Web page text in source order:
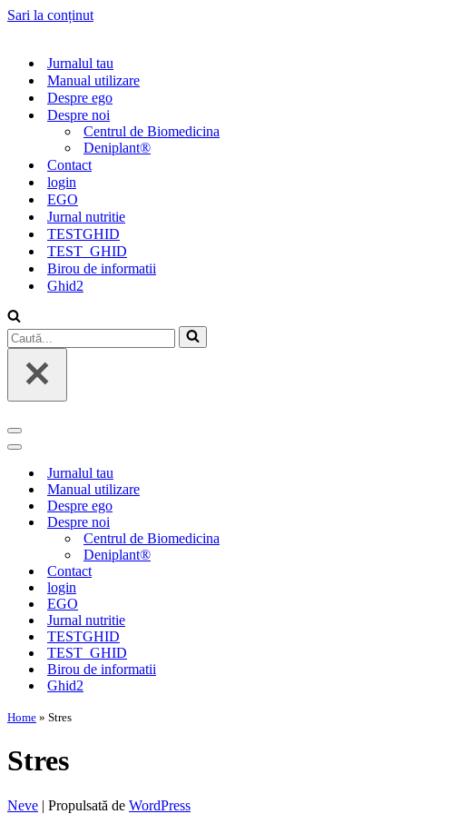
Sari la conținut
Jurnalul tau
Manual utilizare
Despre ego
Despre noi
Centrul de Biomedicina
Deniplant®
Contact
login
EGO
Jurnal nutritie
TESTGHID
TEST_GHID
Birou de informatii
Ghid2
Caută...
Meniu
de
Meniu
navigareJurnalul tau
Manual utilizare
Despre ego
Despre noi
Centrul de Biomedicina
Deniplant®
Contact
login
EGO
Jurnal nutritie
TESTGHID
TEST_GHID
Birou de informatii
Ghid2
Home » Stres
Stres
Neve | Propulsată de WordPress